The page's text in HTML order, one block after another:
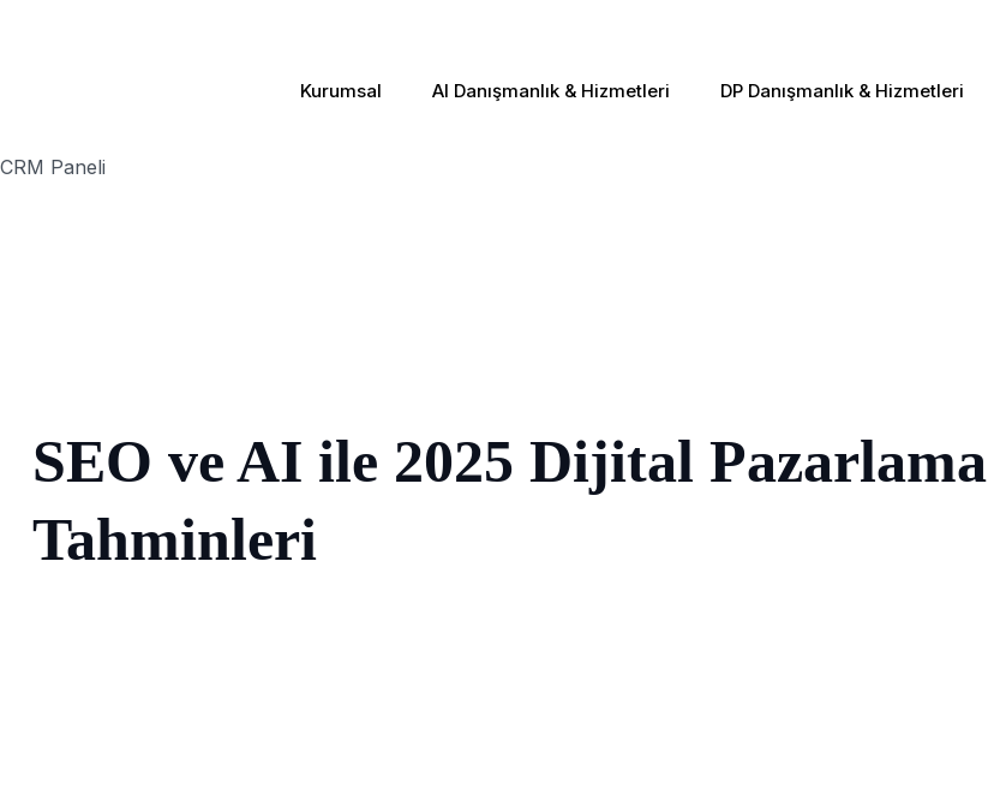
Kurumsal AI Danışmanlık & Hizmetleri DP Danışmanlık & Hizmetleri
CRM Paneli
SEO ve AI ile 2025 Dijital Pazarlama
Tahminleri